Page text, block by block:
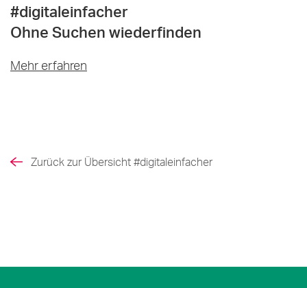
#digitaleinfacher
Ohne Suchen wiederfinden
Mehr erfahren
Zurück zur Übersicht #digitaleinfacher